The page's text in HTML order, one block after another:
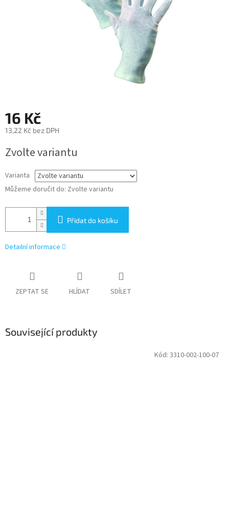
16 Kč
13,22 Kč bez DPH
cena:
Zvolte variantu
Varianta
Můžeme doručit do: Zvolte variantu
Přidat do košíku
Detailní informace
ZEPTAT SE HLÍDAT SDÍLET
Související produkty
Kód: 3310-002-100-07